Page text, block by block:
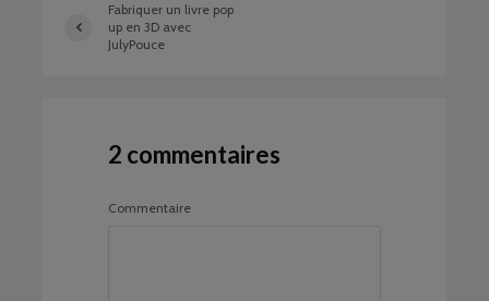
Fabriquer un livre pop
up en 3D avec
JulyPouce
2 commentaires
Commentaire